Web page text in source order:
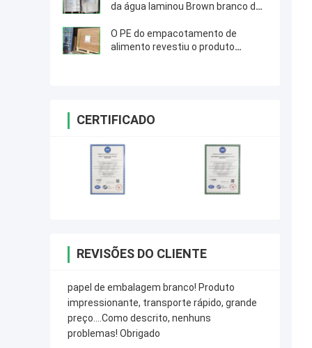
da água laminou Brown branco de
O PE do empacotamento de
alimento revestiu o produto
CERTIFICADO
REVISÕES DO CLIENTE
papel de embalagem branco! Produto
impressionante, transporte rápido, grande
preço….Como descrito, nenhuns
problemas! Obrigado